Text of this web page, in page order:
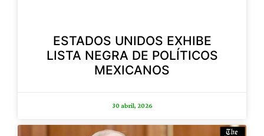
ESTADOS UNIDOS EXHIBE
LISTA NEGRA DE POLÍTICOS
MEXICANOS
30 abril, 2026